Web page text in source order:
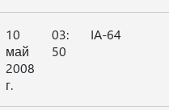
10
май
2008
г.
03:
50
IA-64